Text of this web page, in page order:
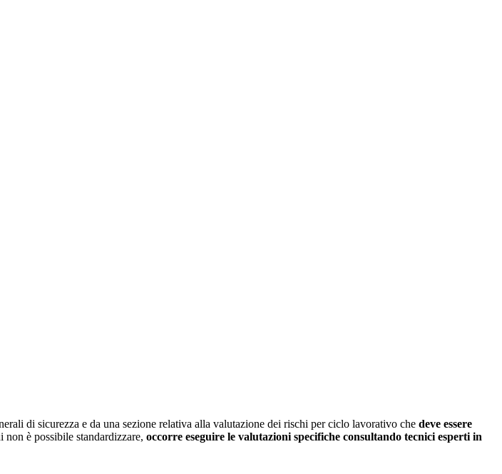
di sicurezza e da una sezione relativa alla valutazione dei rischi per ciclo lavorativo che deve essere
è possibile standardizzare, occorre eseguire le valutazioni specifiche consultando tecnici esperti in